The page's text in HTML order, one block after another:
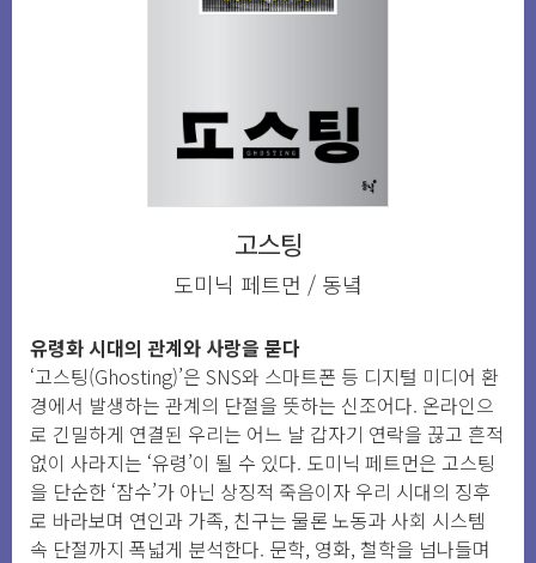
고스팅
도미닉 페트먼 / 동녘
유령화 시대의 관계와 사랑을 묻다
‘고스팅(Ghosting)’은 SNS와 스마트폰 등 디지털 미디어 환
경에서 발생하는 관계의 단절을 뜻하는 신조어다. 온라인으
로 긴밀하게 연결된 우리는 어느 날 갑자기 연락을 끊고 흔적
없이 사라지는 ‘유령’이 될 수 있다. 도미닉 페트먼은 고스팅
을 단순한 ‘잠수’가 아닌 상징적 죽음이자 우리 시대의 징후
로 바라보며 연인과 가족, 친구는 물론 노동과 사회 시스템
속 단절까지 폭넓게 분석한다. 문학, 영화, 철학을 넘나들며